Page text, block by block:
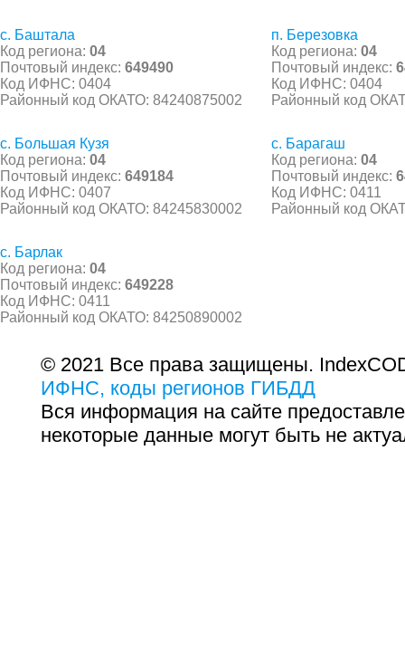
с. Баштала
Код региона: 04
Почтовый индекс: 649490
Код ИФНС: 0404
Районный код ОКАТО: 84240875002
п. Березовка
Код региона: 04
Почтовый индекс:
Код ИФНС: 0404
Районный код
с. Большая Кузя
Код региона: 04
Почтовый индекс: 649184
Код ИФНС: 0407
Районный код ОКАТО: 84245830002
с. Барагаш
Код региона: 04
Почтовый индекс:
Код ИФНС: 0411
Районный код
с. Барлак
Код региона: 04
Почтовый индекс: 649228
Код ИФНС: 0411
Районный код ОКАТО: 84250890002
© 2021 Все права защищены.
ИФНС, коды регионов ГИБДД
Вся информация на сайте
некоторые данные могут быть не